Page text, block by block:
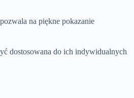
na piękne pokazanie
dostosowana do ich indywidualnych